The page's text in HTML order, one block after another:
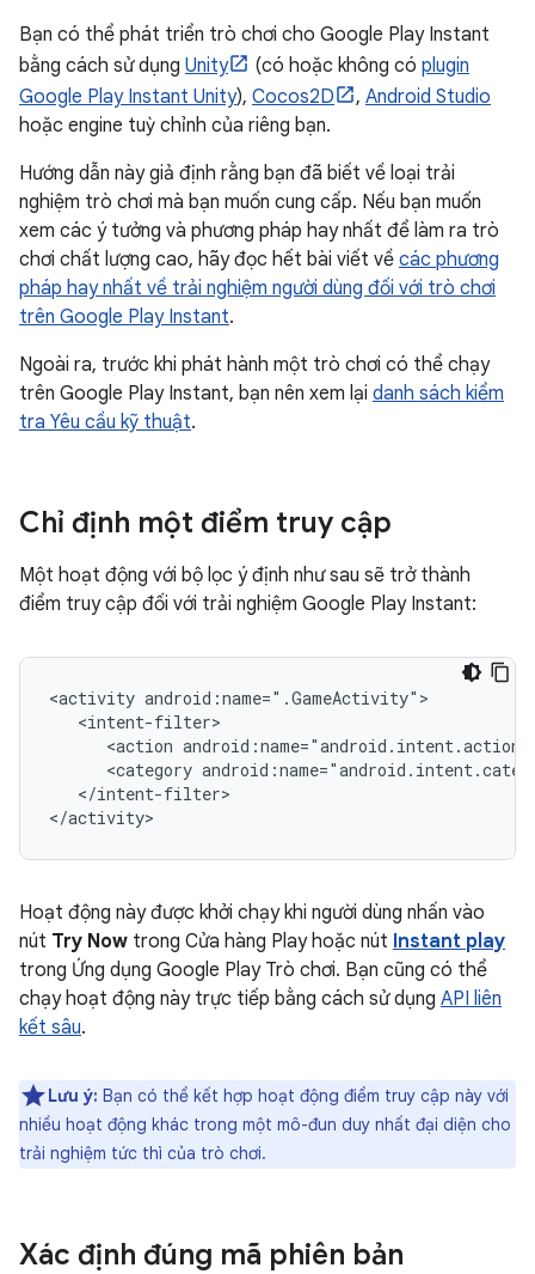
Bạn có thể phát triển trò chơi cho Google Play Instant
bằng cách sử dụng Unity (có hoặc không có plugin
Google Play Instant Unity), Cocos2D , Android Studio
hoặc engine tuỳ chỉnh của riêng bạn.
Hướng dẫn này giả định rằng bạn đã biết về loại trải
nghiệm trò chơi mà bạn muốn cung cấp. Nếu bạn muốn
xem các ý tưởng và phương pháp hay nhất để làm ra trò
chơi chất lượng cao, hãy đọc hết bài viết về các phương
pháp hay nhất về trải nghiệm người dùng đối với trò chơi
trên Google Play Instant.
Ngoài ra, trước khi phát hành một trò chơi có thể chạy
trên Google Play Instant, bạn nên xem lại danh sách kiểm
tra Yêu cầu kỹ thuật.
Chỉ định một điểm truy cập
Một hoạt động với bộ lọc ý định như sau sẽ trở thành
điểm truy cập đối với trải nghiệm Google Play Instant:
<activity
<action
<category
</intent-filter>
Hoạt động này được khởi chạy khi người dùng nhấn vào
nút Try Now trong Cửa hàng Play hoặc nút Instant play
trong Ứng dụng Google Play Trò chơi. Bạn cũng có thể
chạy hoạt động này trực tiếp bằng cách sử dụng API liên
kết sâu.
Lưu ý: Bạn có thể kết hợp hoạt động điểm truy cập này với
nhiều hoạt động khác trong một mô-đun duy nhất đại diện cho
trải nghiệm tức thì của trò chơi.
Xác định đúng mã phiên bản